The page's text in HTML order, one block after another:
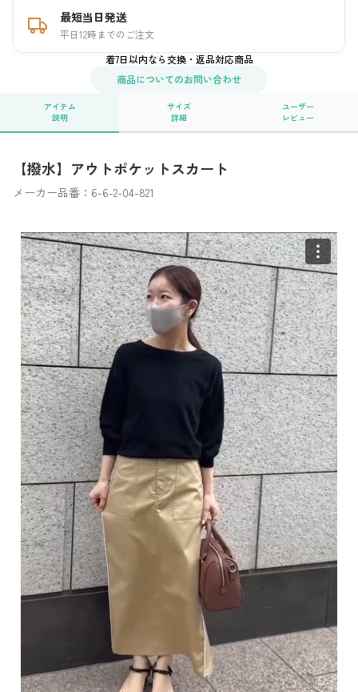
最短当日発送
平日12時までのご注文
着7日以内なら交換・返品対応商品
商品についてのお問い合わせ
アイテム
説明
サイズ
詳細
ユーザー
レビュー
【撥水】アウトポケットスカート
メーカー品番：6-6-2-04-821